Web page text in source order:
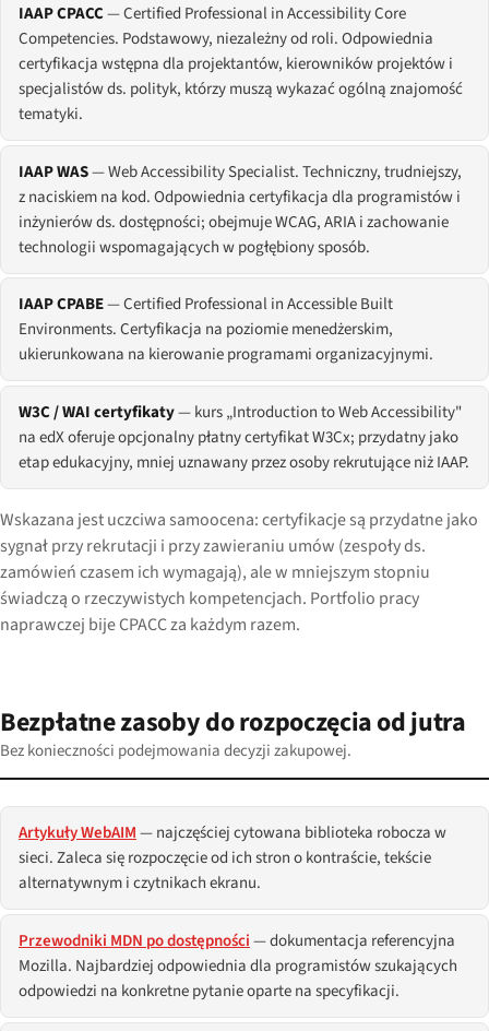
IAAP CPACC— Certified Professional in Accessibility Core
Competencies. Podstawowy, niezależny od roli. Odpowiednia
certyfikacja wstępna dla projektantów, kierowników projektów i
specjalistów ds. polityk, którzy muszą wykazać ogólną znajomość
tematyki.
IAAP WAS— Web Accessibility Specialist. Techniczny, trudniejszy,
z naciskiem na kod. Odpowiednia certyfikacja dla programistów i
inżynierów ds. dostępności; obejmuje WCAG, ARIA i zachowanie
technologii wspomagających w pogłębiony sposób.
IAAP CPABE— Certified Professional in Accessible Built
Environments. Certyfikacja na poziomie menedżerskim,
ukierunkowana na kierowanie programami organizacyjnymi.
W3C / WAI certyfikaty— kurs „Introduction to Web Accessibility"
na edX oferuje opcjonalny płatny certyfikat W3Cx; przydatny jako
etap edukacyjny, mniej uznawany przez osoby rekrutujące niż IAAP.
Wskazana jest uczciwa samoocena: certyfikacje są przydatne jako
sygnał przy rekrutacji i przy zawieraniu umów (zespoły ds.
zamówień czasem ich wymagają), ale w mniejszym stopniu
świadczą o rzeczywistych kompetencjach. Portfolio pracy
naprawczej bije CPACC za każdym razem.
Bezpłatne zasoby do rozpoczęcia od jutra
Bez konieczności podejmowania decyzji zakupowej.
Artykuły WebAIM— najczęściej cytowana biblioteka robocza w
sieci. Zaleca się rozpoczęcie od ich stron o kontraście, tekście
alternatywnym i czytnikach ekranu.
Przewodniki MDN po dostępności— dokumentacja referencyjna
Mozilla. Najbardziej odpowiednia dla programistów szukających
odpowiedzi na konkretne pytanie oparte na specyfikacji.